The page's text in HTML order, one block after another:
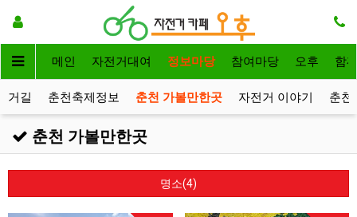
메인 자전거대여 정보마당 참여마당 오후 함
거길 춘천축제정보 춘천 가볼만한곳 자전거 이야기 춘천
춘천 가볼만한곳
명소(4)